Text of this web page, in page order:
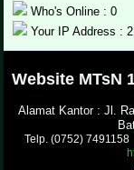
Who's Online : 0
Your IP Address :
Website MTsN
Alamat Kantor : Jl.
Telp. (0752)